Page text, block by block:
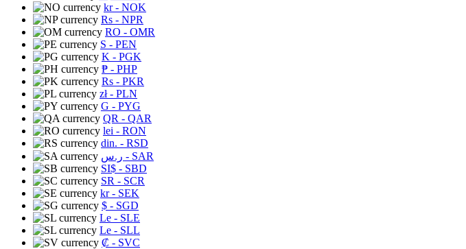
kr- NOK
Rs - NPR
RO - OMR
S - PEN
K - PGK
₱ - PHP
Rs - PKR
zł- PLN
G - PYG
QR - QAR
lei - RON
din. - RSD
ر.س - SAR
SI$ - SBD
SR - SCR
kr- SEK
$ - SGD
Le - SLE
Le - SLL
₡ - SVC